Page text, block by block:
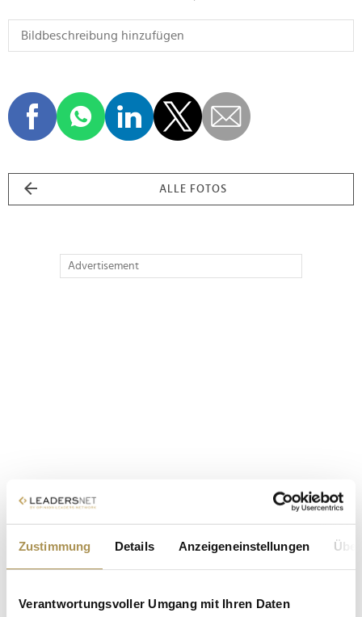
Zustimmung Details Anzeigeneinstellungen
Verantwortungsvoller Umgang mit Ihren Daten
ALLE FOTOS
Advertisement